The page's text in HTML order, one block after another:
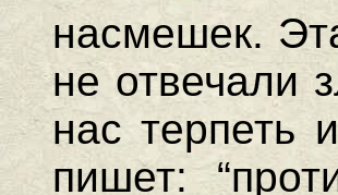
насмешек.
не отвечали
нас терпеть
пишет: